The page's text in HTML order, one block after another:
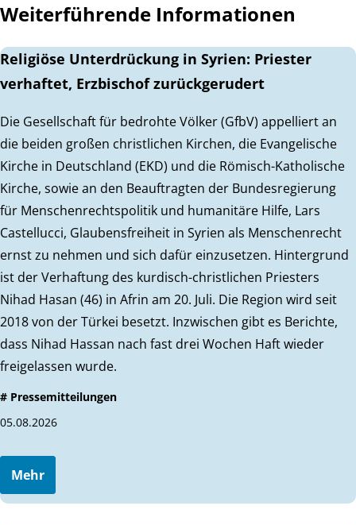
Weiterführende Informationen
Religiöse Unterdrückung in Syrien: Priester
verhaftet, Erzbischof zurückgerudert
Die Gesellschaft für bedrohte Völker (GfbV) appelliert an
die beiden großen christlichen Kirchen, die Evangelische
Kirche in Deutschland (EKD) und die Römisch-Katholische
Kirche, sowie an den Beauftragten der Bundesregierung
für Menschenrechtspolitik und humanitäre Hilfe, Lars
Castellucci, Glaubensfreiheit in Syrien als Menschenrecht
ernst zu nehmen und sich dafür einzusetzen. Hintergrund
ist der Verhaftung des kurdisch-christlichen Priesters
Nihad Hasan (46) in Afrin am 20. Juli. Die Region wird seit
2018 von der Türkei besetzt. Inzwischen gibt es Berichte,
dass Nihad Hassan nach fast drei Wochen Haft wieder
freigelassen wurde.
# Pressemitteilungen
05.08.2026
Mehr